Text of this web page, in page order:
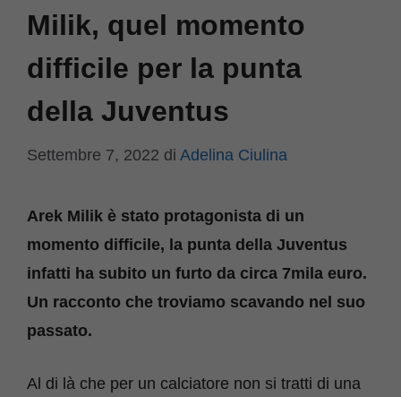
Milik, quel momento
difficile per la punta
della Juventus
Settembre 7, 2022 di Adelina Ciulina
Arek Milik è stato protagonista di un
momento difficile, la punta della Juventus
infatti ha subito un furto da circa 7mila euro.
Un racconto che troviamo scavando nel suo
passato.
Al di là che per un calciatore non si tratti di una